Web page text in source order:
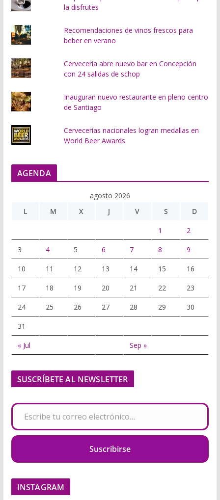
la disfrutes
Recomendaciones de vinos frescos para
beber en verano
Cervecería abre nuevo bar en Concepción
con 24 salidas de schop
Inauguran nuevo restaurante en pleno centro
de Santiago
Cervecerías nacionales logran medallas en
World Beer Awards
AGENDA
agosto 2026
L
M X J V S D
1 2
3 4 5 6 7 8 9
10 11 12 13 14 15 16
17 18 19 20 21 22 23
24 25 26 27 28 29 30
31
« Jul Sep »
SUSCRÍBETE AL NEWSLETTER
Escribe tu correo electrónico…
Suscribirse
INSTAGRAM